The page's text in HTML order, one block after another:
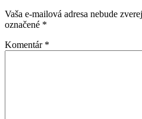
Vaša e-mailová adresa nebude
označené *
Komentár *